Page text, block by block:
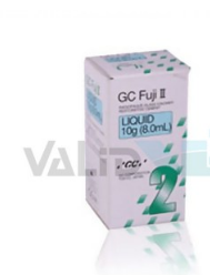
CaviWipes
...